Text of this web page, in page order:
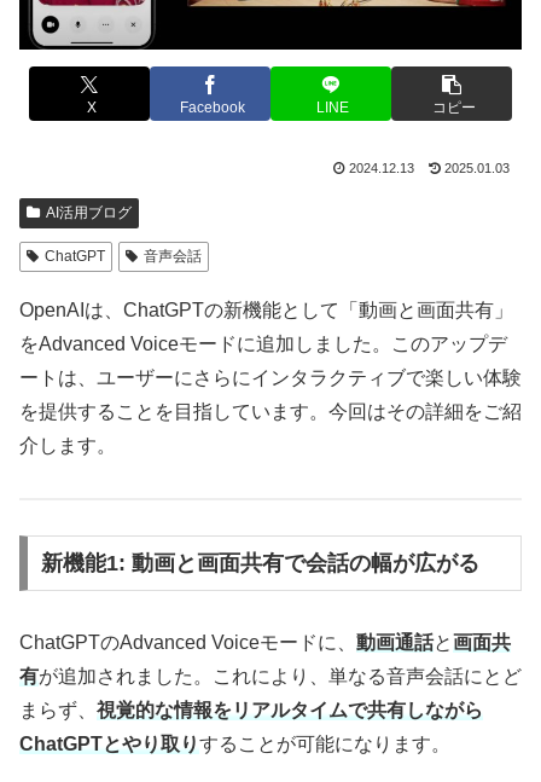
X Facebook LINE コピー
2024.12.13 2025.01.03
AI活用ブログ
ChatGPT 音声会話
OpenAIは、ChatGPTの新機能として「動画と画面共有」
をAdvanced Voiceモードに追加しました。このアップデ
ートは、ユーザーにさらにインタラクティブで楽しい体験
を提供することを目指しています。今回はその詳細をご紹
介します。
新機能1: 動画と画面共有で会話の幅が広がる
ChatGPTのAdvanced Voiceモードに、 動画通話と画面共
有が追加されました。これにより、単なる音声会話にとど
まらず、 視覚的な情報をリアルタイムで共有しながら
ChatGPTとやり取りすることが可能になります。